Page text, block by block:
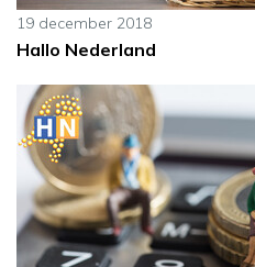
19 december 2018
Hallo Nederland